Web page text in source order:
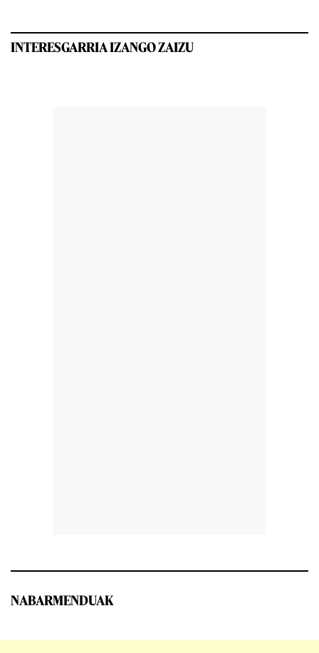
INTERESGARRIA IZANGO ZAIZU
NABARMENDUAK